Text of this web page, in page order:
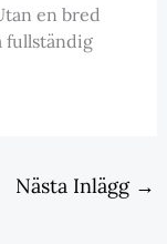
en bred
fullständig
Nästa Inlägg →